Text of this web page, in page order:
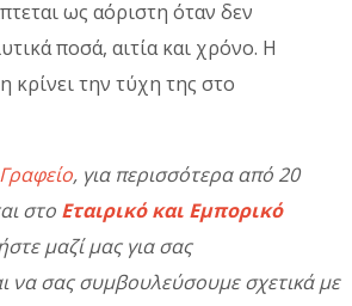
ως αόριστη όταν δεν
ποσά, αιτία και χρόνο. Η
κρίνει την τύχη της στο
, για περισσότερα από 20
στο Εταιρικό και Εμπορικό
μαζί μας για σας
να σας συμβουλεύσουμε σχετικά με